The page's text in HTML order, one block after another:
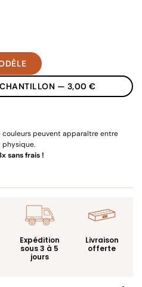
— 3,00 €
peuvent apparaître entre
physique.
sans frais !
Expédition
sous 3 à 5
jours
Livraison
offerte